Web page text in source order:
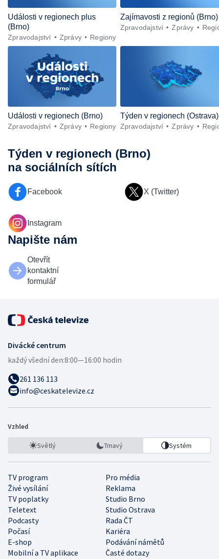
Události v regionech plus
(Brno)
Zpravodajství Zprávy Regiony
Zajímavosti z regionů (Brno)
Zpravodajství Zprávy
Události v regionech (Brno)
Zpravodajství Zprávy Regiony
Týden v regionech (Ostrava)
Zpravodajství Zprávy
Týden v regionech (Brno)
na sociálních sítích
Facebook X (Twitter)
Instagram
Napište nám
Otevřít
kontaktní
formulář
Divácké centrum
každý všední den:8:00—16:00 hodin
261 136 113
info@ceskatelevize.cz
Vzhled
Světlý Tmavý Systém
TV program
Pro média
Živé vysílání
Reklama
TV poplatky
Studio Brno
Teletext
Studio Ostrava
Podcasty
Rada ČT
Počasí
Kariéra
E-shop
Podávání námětů
Mobilní a TV aplikace
Časté dotazy